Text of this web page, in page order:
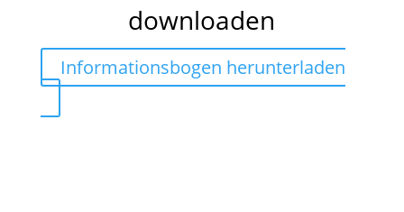
downloaden
Informationsbogen herunterladen